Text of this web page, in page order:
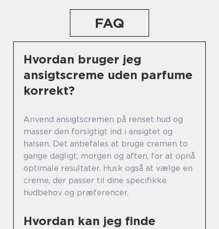
FAQ
Hvordan bruger jeg
ansigtscreme uden parfume
korrekt?
Anvend ansigtscremen på renset hud og
masser den forsigtigt ind i ansigtet og
halsen. Det anbefales at bruge cremen to
gange dagligt, morgen og aften, for at opnå
optimale resultater. Husk også at vælge en
creme, der passer til dine specifikke
hudbehov og præferencer.
Hvordan kan jeg finde